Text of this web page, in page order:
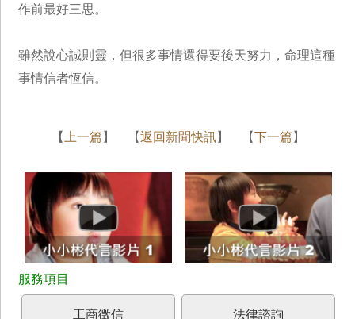
作前最好三思。
雖然說心誠則靈，但很多事情還得要後天努力，命理這種
事情信者恆信。
【 上一篇 】 【返回新聞快訊】 【下一篇 】
工商徵信 法律諮詢